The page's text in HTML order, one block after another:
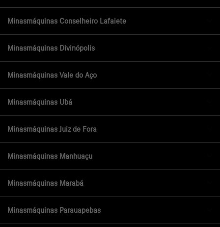
Minasmáquinas Conselheiro Lafaiete
Minasmáquinas Divinópolis
Minasmáquinas Vale do Aço
Minasmáquinas Ubá
Minasmáquinas Juiz de Fora
Minasmáquinas Manhuaçu
Minasmáquinas Marabá
Minasmáquinas Parauapebas